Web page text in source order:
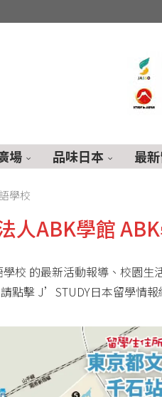
場 品味日本 最
學校
人ABK學館
校 的最新活動報導、校園
點擊 J’STUDY日本留學情